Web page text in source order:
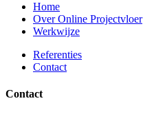
Home
Over Online Projectvloer
Werkwijze
Referenties
Contact
Contact